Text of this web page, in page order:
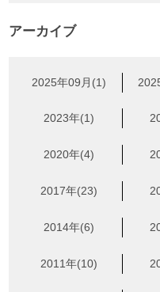
アーカイブ
2025年09月(1)
2023年(1)
2020年(4)
2017年(23)
2014年(6)
2011年(10)